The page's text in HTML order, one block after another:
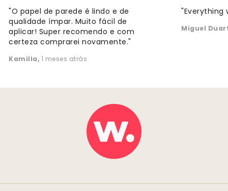
"O papel de parede é lindo e de
qualidade ímpar. Muito fácil de
aplicar! Super recomendo e com
certeza comprarei novamente."
Kamilla, 1 meses atrás
"Everything
Miguel